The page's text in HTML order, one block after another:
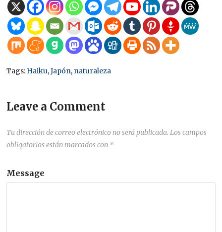
Tags: Haiku,Japón, naturaleza
Leave a Comment
Tu dirección de correo electrónico no será publicada. Los campos
obligatorios están marcados con *
Message